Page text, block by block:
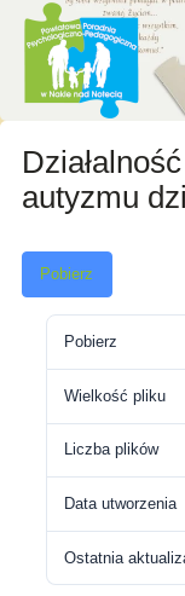
autyzmu
Pobierz
Pobierz
Wielkość pliku
Liczba plików
Data utworzenia
Ostatnia